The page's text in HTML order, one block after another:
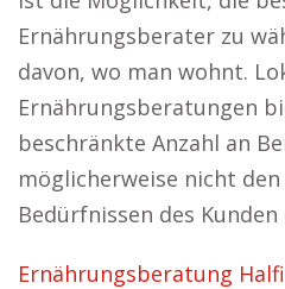
Ernährungsberater zu
davon, wo man wohnt.
Ernährungsberatungen
beschränkte Anzahl an
möglicherweise nicht
Bedürfnissen des
Ernährungsberatung